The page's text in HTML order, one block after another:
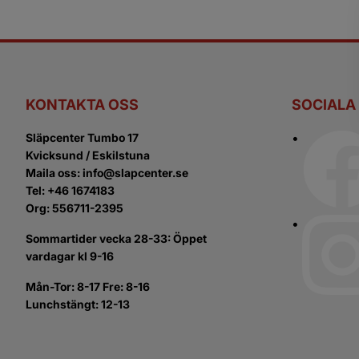
KONTAKTA OSS
Släpcenter Tumbo 17
Kvicksund / Eskilstuna
Maila oss: info@slapcenter.se
Tel: +46 1674183
Org: 556711-2395
Sommartider vecka 28-33: Öppet
vardagar kl 9-16
Mån-Tor: 8-17 Fre: 8-16
Lunchstängt: 12-13
SOCIALA